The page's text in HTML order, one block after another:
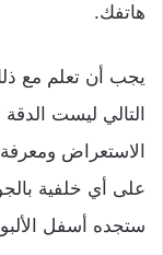
هاتفك.
يجب أن تعلم مع
التالي ليست
الاستعراض
على أي خلفية
ستجده أسفل